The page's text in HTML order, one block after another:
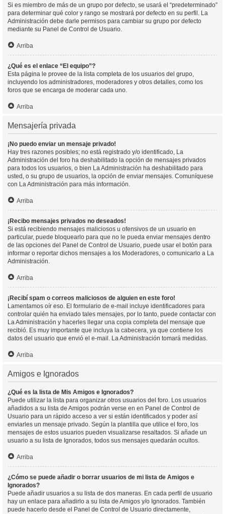
Si es miembro de más de un grupo por defecto, se usará el “predeterminado”
para determinar qué color y rango se mostrará por defecto en su perfil. La
Administración debe darle permisos para cambiar su grupo por defecto
mediante su Panel de Control de Usuario.
Arriba
¿Qué es el enlace “El equipo”?
Esta página le provee de la lista completa de los usuarios del grupo,
incluyendo los administradores, moderadores y otros detalles, como los
foros que se encarga de moderar cada uno.
Arriba
Mensajería privada
¡No puedo enviar un mensaje privado!
Hay tres razones posibles; no está registrado y/o identificado, La
Administración del foro ha deshabilitado la opción de mensajes privados
para todos los usuarios, o bien La Administración ha deshabilitado para
usted, o su grupo de usuarios, la opción de enviar mensajes. Comuníquese
con La Administración para más información.
Arriba
¡Recibo mensajes privados no deseados!
Si está recibiendo mensajes maliciosos u ofensivos de un usuario en
particular, puede bloquearlo para que no le pueda enviar mensajes dentro
de las opciones del Panel de Control de Usuario, puede usar el botón para
informar o reportar dichos mensajes a los Moderadores, o comunicarlo a La
Administración.
Arriba
¡Recibí spam o correos maliciosos de alguien en este foro!
Lamentamos oír eso. El formulario de e-mail incluye identificadores para
controlar quién ha enviado tales mensajes, por lo tanto, puede contactar con
La Administración y hacerles llegar una copia completa del mensaje que
recibió. Es muy importante que incluya la cabecera, ya que contiene los
datos del usuario que envió el e-mail. La Administración tomará medidas.
Arriba
Amigos e Ignorados
¿Qué es la lista de Mis Amigos e Ignorados?
Puede utilizar la lista para organizar otros usuarios del foro. Los usuarios
añadidos a su lista de Amigos podrán verse en en Panel de Control de
Usuario para un rápido acceso a ver si están identificados y poder así
enviarles un mensaje privado. Según la plantilla que utilice el foro, los
mensajes de estos usuarios pueden visualizarse resaltados. Si añade un
usuario a su lista de Ignorados, todos sus mensajes quedarán ocultos.
Arriba
¿Cómo se puede añadir o borrar usuarios de mi lista de Amigos e
Ignorados?
Puede añadir usuarios a su lista de dos maneras. En cada perfil de usuario
hay un enlace para añadirlo a su lista de Amigos y/o Ignorados. También
puede hacerlo desde el Panel de Control de Usuario directamente,